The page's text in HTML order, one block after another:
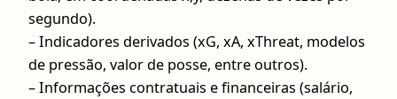
segundo).
– Indicadores derivados (xG, xA, xThreat, modelos
de pressão, valor de posse, entre outros).
– Informações contratuais e financeiras (salário,